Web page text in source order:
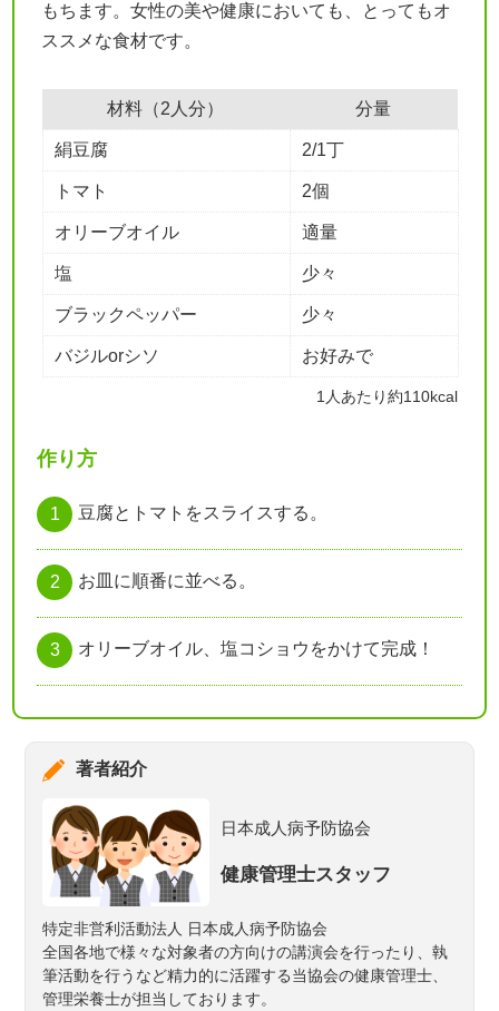
もちます。女性の美や健康においても、とってもオ
ススメな食材です。
材料（2人分） 分量
絹豆腐 2/1丁
トマト 2個
オリーブオイル 適量
塩 少々
ブラックペッパー 少々
バジルorシソ お好みで
1人あたり約110kcal
作り方
豆腐とトマトをスライスする。
お皿に順番に並べる。
オリーブオイル、塩コショウをかけて完成！
著者紹介
日本成人病予防協会
健康管理士スタッフ
特定非営利活動法人 日本成人病予防協会
全国各地で様々な対象者の方向けの講演会を行ったり、執
筆活動を行うなど精力的に活躍する当協会の健康管理士、
管理栄養士が担当しております。